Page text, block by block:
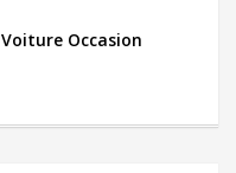
Voiture Occasion